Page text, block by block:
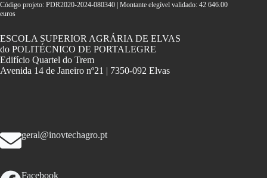
Código projeto: PDR2020-2024-080340 | Montante elegível validado: 42 646.00
euros
ESCOLA SUPERIOR AGRÁRIA DE ELVAS
do POLITÉCNICO DE PORTALEGRE
Edifício Quartel do Trem
Avenida 14 de Janeiro nº21 | 7350-092 Elvas
geral@inovtechagro.pt
Facebook